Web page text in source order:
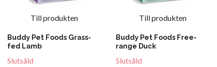
Till produkten
Buddy Pet Foods Grass-
fed Lamb
Slutsåld
Till produkten
Buddy Pet Foods Free-
range Duck
Slutsåld